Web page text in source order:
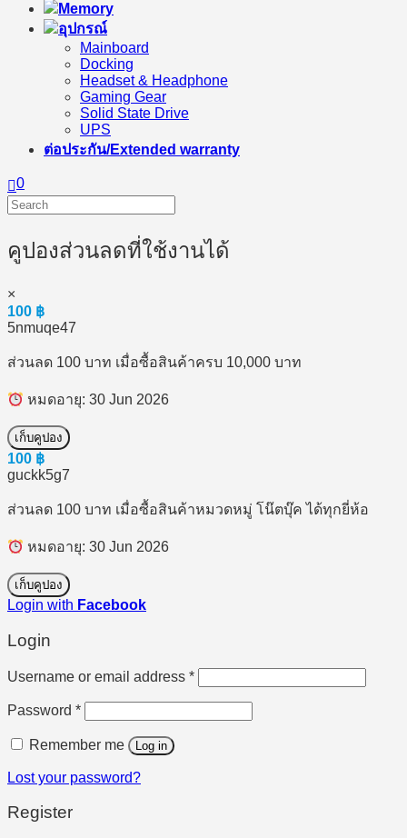
Memory
อุปกรณ์
Mainboard
Docking
Headset & Headphone
Gaming Gear
Solid State Drive
UPS
ต่อประกัน/Extended warranty
0
คูปองส่วนลดที่ใช้งานได้
×
100 ฿
5nmuqe47
ส่วนลด 100 บาท เมื่อซื้อสินค้าครบ 10,000 บาท
หมดอายุ: 30 Jun 2026
เก็บคูปอง
100 ฿
guckk5g7
ส่วนลด 100 บาท เมื่อซื้อสินค้าหมวดหมู่ โน๊ตบุ๊ค ได้ทุกยี่ห้อ
หมดอายุ: 30 Jun 2026
เก็บคูปอง
Login with Facebook
Login
Username or email address *Required
Password *Required
Remember me Log in
Lost your password?
Register